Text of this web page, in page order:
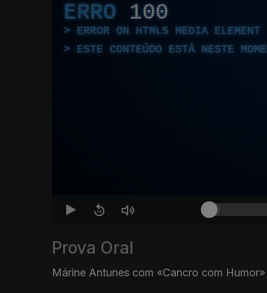
ERRO 100
ERROR ON HTML5 MEDIA ELEMENT
ESTE CONTEÚDO ESTÁ NESTE
Prova Oral
Márine Antunes com «Cancro com Humor»